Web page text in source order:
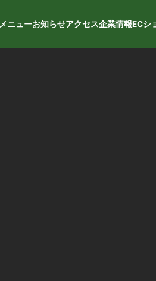
メニューお知らせアクセス企業情報ECシ